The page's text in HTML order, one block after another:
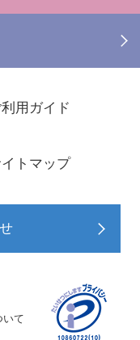
利用ガイド
トマップ
いて